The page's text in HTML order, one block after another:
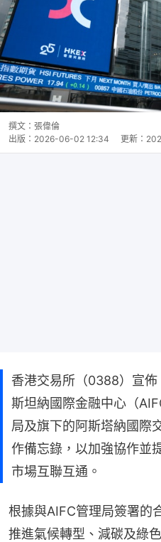
撰文： 張偉倫
出版： 2026-06-02 12:34 更新：
香港交易所（0388）宣
斯坦納國際金融中心（
局及旗下的阿斯塔納國際
作備忘錄，以加強協作並
市場互聯互通。
根據與AIFC管理局簽署的
推進氣候轉型、減碳及綠